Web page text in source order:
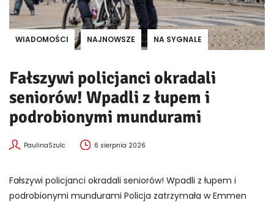
WIADOMOŚCI NAJNOWSZE NA SYGNALE
Fałszywi policjanci okradali
seniorów! Wpadli z łupem i
podrobionymi mundurami
PaulinaSzulc 6 sierpnia 2026
Fałszywi policjanci okradali seniorów! Wpadli z łupem i
podrobionymi mundurami Policja zatrzymała w Emmen